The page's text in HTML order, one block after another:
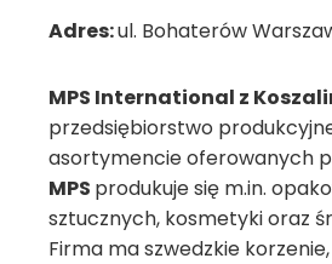
Adres:ul. Bohaterów
MPS International z
przedsiębiorstwo
asortymencie oferowanych
MPS produkuje się m.in.
sztucznych, kosmetyki oraz
Firma ma szwedzkie